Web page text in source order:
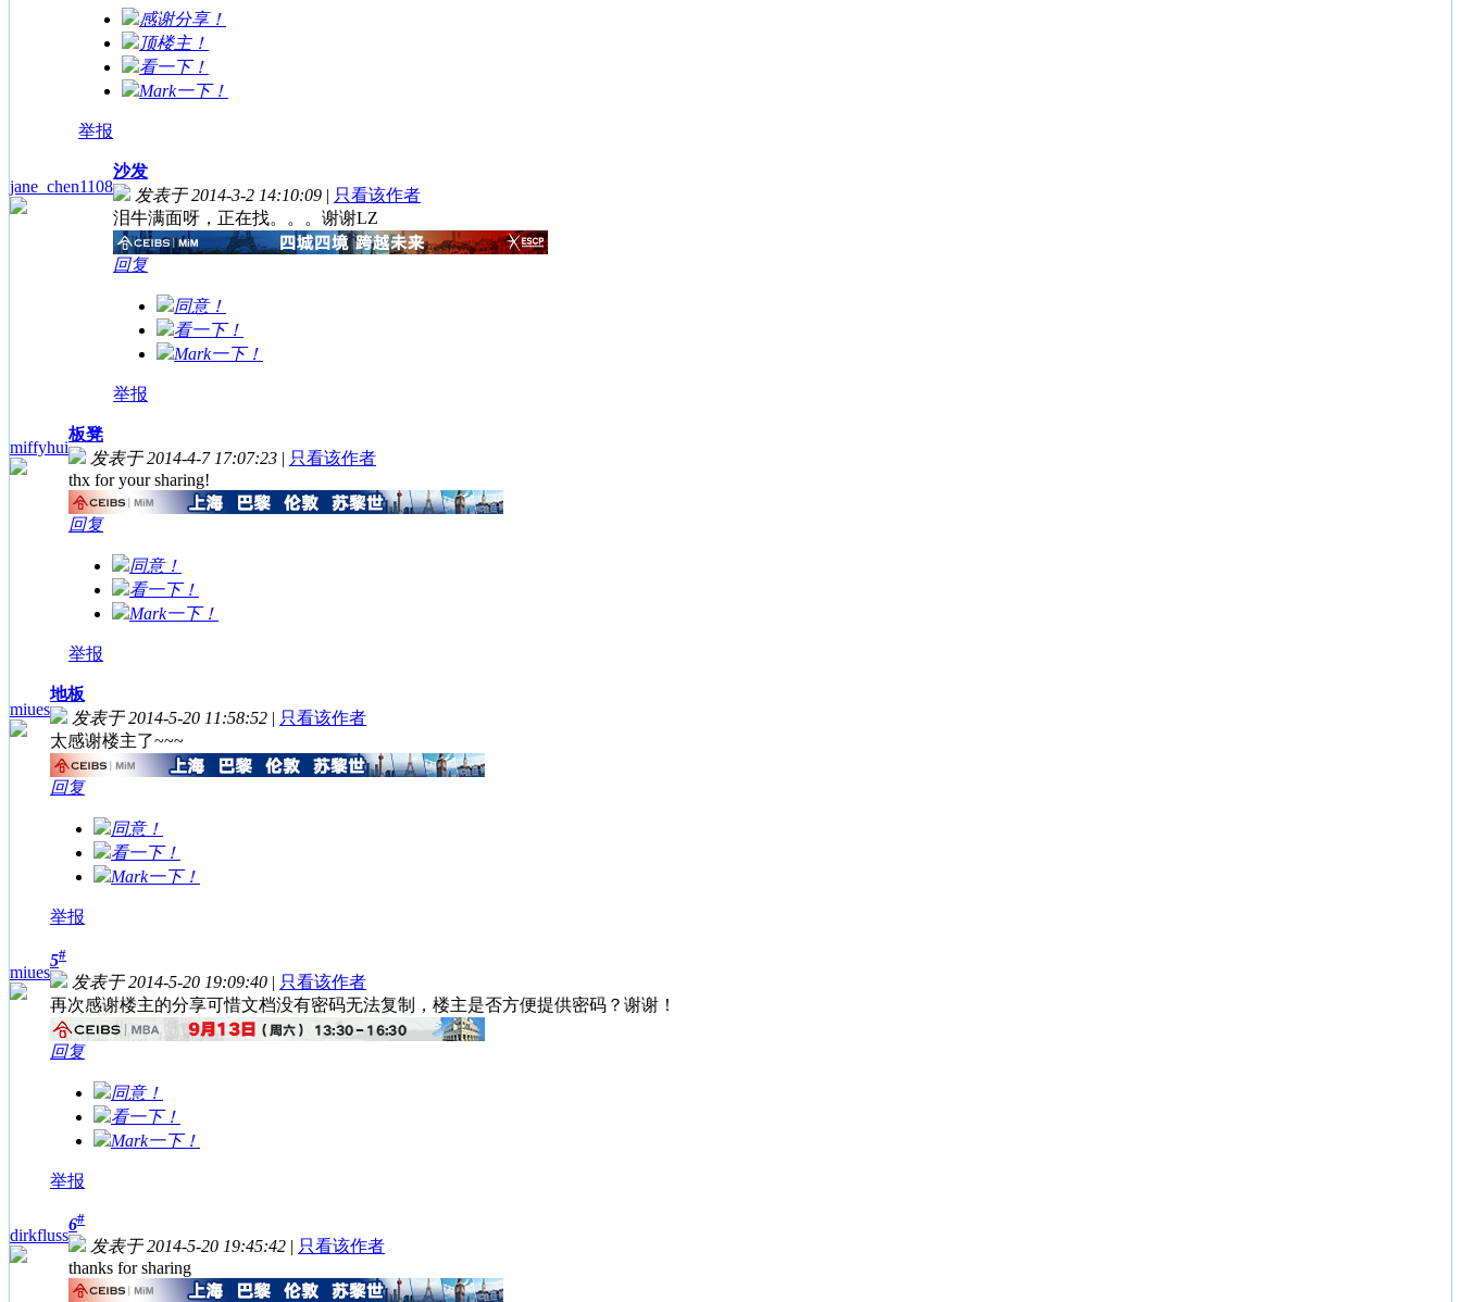
感谢分享！
顶楼主！
看一下！
Mark一下！
举报
jane_chen1108
沙发
发表于 2014-3-2 14:10:09 | 只看该作者
泪牛满面呀，正在找。。。谢谢LZ
回复
同意！
看一下！
Mark一下！
举报
miffyhui
板凳
发表于 2014-4-7 17:07:23 | 只看该作者
thx for your sharing!
回复
同意！
看一下！
Mark一下！
举报
miues
地板
发表于 2014-5-20 11:58:52 | 只看该作者
太感谢楼主了~~~
回复
同意！
看一下！
Mark一下！
举报
miues
5#
发表于 2014-5-20 19:09:40 | 只看该作者
再次感谢楼主的分享可惜文档没有密码无法复制，楼主是否方便提供密码？谢谢！
回复
同意！
看一下！
Mark一下！
举报
dirkfluss
6#
发表于 2014-5-20 19:45:42 | 只看该作者
thanks for sharing